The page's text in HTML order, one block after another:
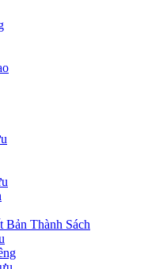
Bản Thành Sách